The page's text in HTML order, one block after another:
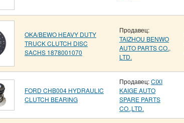
OKA/BEWO HEAVY DUTY
TRUCK CLUTCH DISC
SACHS 1878001070
Продавец:
TAIZHOU BENWO
AUTO PARTS CO.,
LTD.
FORD CHB004 HYDRAULIC
CLUTCH BEARING
Продавец:CIXI
KAIGE AUTO
SPARE PARTS
CO.,LTD.